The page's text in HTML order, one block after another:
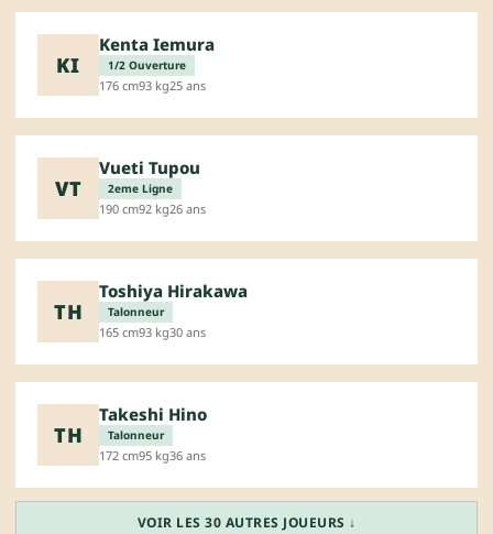
KI
Kenta Iemura
1/2 Ouverture
176 cm93 kg25 ans
VT
Vueti Tupou
2eme Ligne
190 cm92 kg26 ans
TH
Toshiya Hirakawa
Talonneur
165 cm93 kg30 ans
TH
Takeshi Hino
Talonneur
172 cm95 kg36 ans
VOIR LES 30 AUTRES JOUEURS ↓